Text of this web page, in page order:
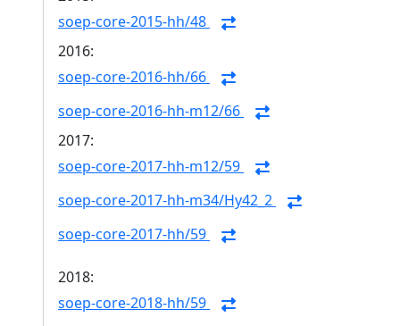
soep-core-2015-hh/48
2016:
soep-core-2016-hh/66
soep-core-2016-hh-m12/66
2017:
soep-core-2017-hh-m12/59
soep-core-2017-hh-m34/Hy42_2
soep-core-2017-hh/59
2018:
soep-core-2018-hh/59